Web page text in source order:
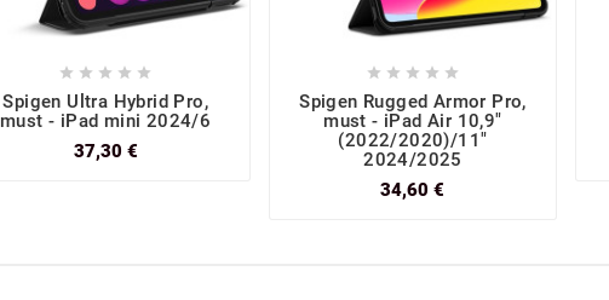
    
Spigen Ultra Hybrid Pro,
must - iPad mini 2024/6
37,30 €
    
Spigen Rugged Armor Pro,
must - iPad Air 10,9"
(2022/2020)/11"
2024/2025
34,60 €